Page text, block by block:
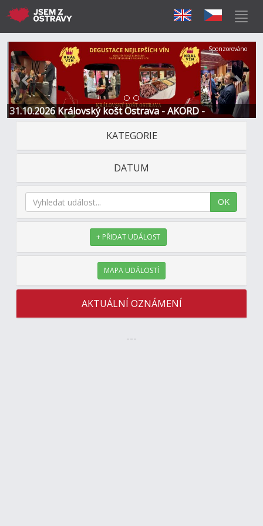
31.10.2026 Královský košt Ostrava - AKORD -
Restaurace a Hotel
Předchozí Další
Sponzorováno
KATEGORIE
DATUM
OK
+ PŘIDAT UDÁLOST
MAPA UDÁLOSTÍ
AKTUÁLNÍ OZNÁMENÍ
---